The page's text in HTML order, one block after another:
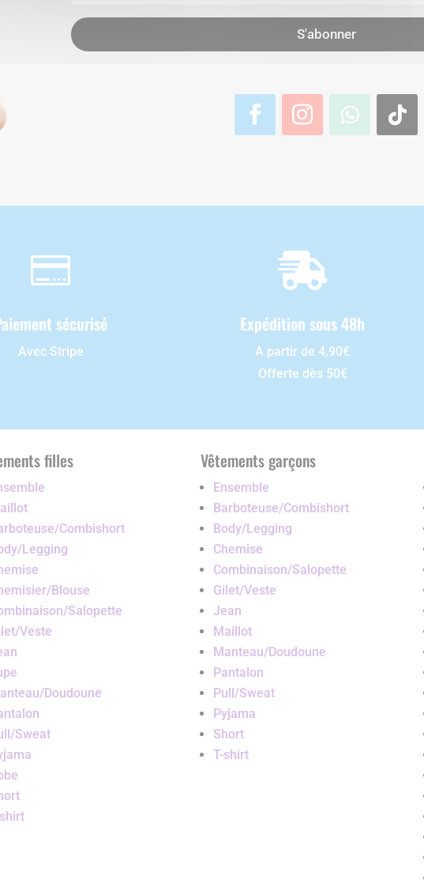
S'abonner

sécurisé
Avec Stripe

Expédition sous 48h
A partir de 4,90€
Offerte dès 50€
filles
Combishort
Legging
Blouse
Salopette
Veste
Doudoune
Sweat
Vêtements garçons
Ensemble
Barboteuse/Combishort
Body/Legging
Chemise
Combinaison/Salopette
Gilet/Veste
Jean
Maillot
Manteau/Doudoune
Pantalon
Pull/Sweat
Pyjama
Short
T-shirt